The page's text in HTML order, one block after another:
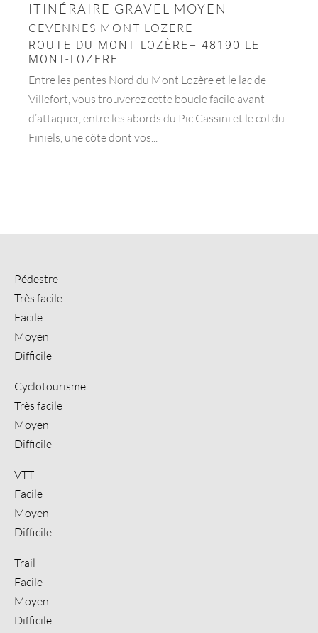
ITINÉRAIRE GRAVEL MOYEN
CEVENNES MONT LOZERE
ROUTE DU MONT LOZÈRE– 48190 LE
MONT-LOZERE
Entre les pentes Nord du Mont Lozère et le lac de
Villefort, vous trouverez cette boucle facile avant
d’attaquer, entre les abords du Pic Cassini et le col du
Finiels, une côte dont vos...
Pédestre
Très facile
Facile
Moyen
Difficile
Cyclotourisme
Très facile
Moyen
Difficile
VTT
Facile
Moyen
Difficile
Trail
Facile
Moyen
Difficile